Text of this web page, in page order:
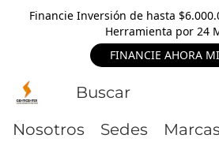
Financie Inversión de hasta
Herramienta por 24
FINANCIE AHORA
Nosotros Sedes Marcas